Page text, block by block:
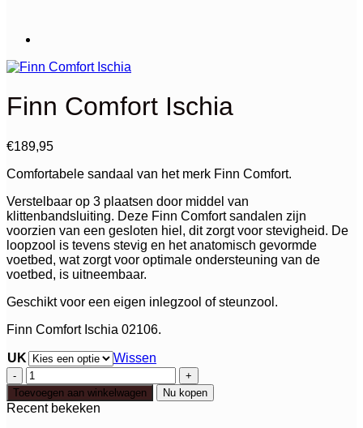
Finn Comfort Ischia
€189,95
Comfortabele sandaal van het merk Finn Comfort.
Verstelbaar op 3 plaatsen door middel van
klittenbandsluiting. Deze Finn Comfort sandalen zijn
voorzien van een gesloten hiel, dit zorgt voor stevigheid. De
loopzool is tevens stevig en het anatomisch gevormde
voetbed, wat zorgt voor optimale ondersteuning van de
voetbed, is uitneembaar.
Geschikt voor een eigen inlegzool of steunzool.
Finn Comfort Ischia 02106.
UK
Wissen
Finn
Comfort
Ischia
aantal
Toevoegen aan winkelwagen Nu kopen
Recent bekeken